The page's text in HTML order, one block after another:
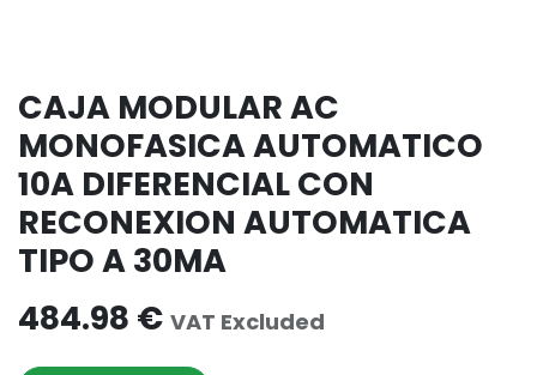
CAJA MODULAR AC
MONOFASICA AUTOMATICO
10A DIFERENCIAL CON
RECONEXION AUTOMATICA
TIPO A 30MA
484.98 € VAT Excluded